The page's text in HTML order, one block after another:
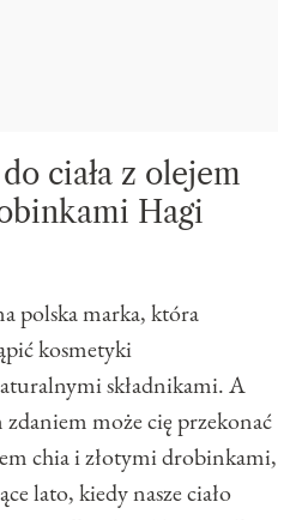
ciała z olejem
Hagi
polska marka, która
kosmetyki
składnikami. A
może cię przekonać
chia i złotymi drobinkami,
lato, kiedy nasze ciało